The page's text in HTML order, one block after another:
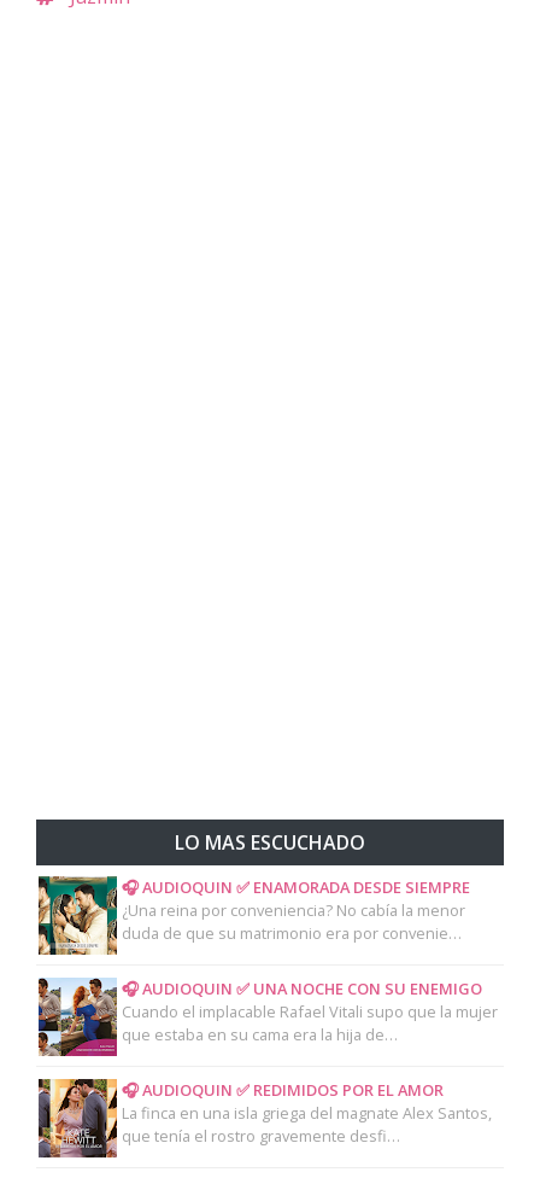
LO MAS ESCUCHADO
🎧 AUDIOQUIN ✅ ENAMORADA DESDE SIEMPRE
¿Una reina por conveniencia? No cabía la menor
duda de que su matrimonio era por convenie…
🎧 AUDIOQUIN ✅ UNA NOCHE CON SU ENEMIGO
Cuando el implacable Rafael Vitali supo que la mujer
que estaba en su cama era la hija de…
🎧 AUDIOQUIN ✅ REDIMIDOS POR EL AMOR
La finca en una isla griega del magnate Alex Santos,
que tenía el rostro gravemente desfi…